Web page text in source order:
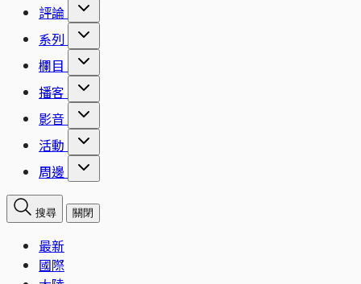
評論
系列
欄目
播客
影音
活動
周邊
搜尋 關閉
最新
國際